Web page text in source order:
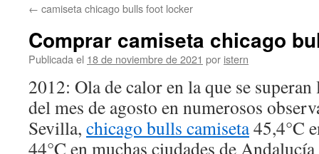
contenido
← camiseta chicago bulls foot locker
Comprar camiseta chicago
Publicada el 18 de noviembre de 2021 por istern
2012: Ola de calor en la que se
del mes de agosto en numerosos
Sevilla, chicago bulls camiseta45,4°C
44°C en muchas ciudades de